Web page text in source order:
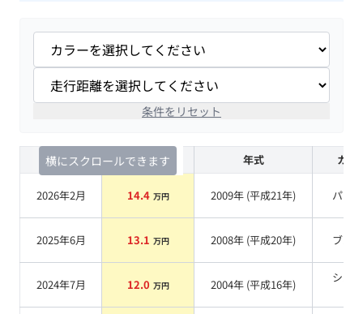
条件をリセット
横にスクロールできます
査定時期 セルカ実績 年式 カラ
2026年2月 14.4 万円 2009年 (平成21年) パール
2025年6月 13.1 万円 2008年 (平成20年) ブルー
2024年7月 12.0 万円 2004年 (平成16年)
シル